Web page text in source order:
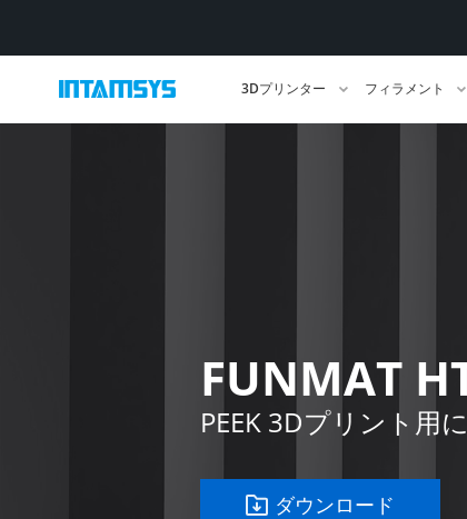
3Dプリンター フィラメント
FUNMAT
PEEK 3Dプリント用
ダウンロード